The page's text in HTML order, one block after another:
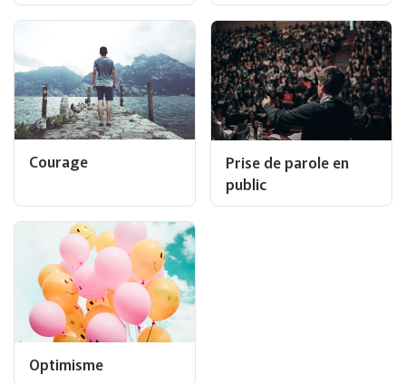
Courage
Prise de parole en
public
Optimisme